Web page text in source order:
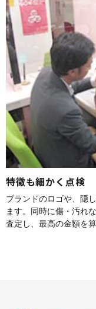
特徴も細かく点検
ブランドのロゴや、隠
ます。同時に傷・汚れ
査定し、最高の金額を算